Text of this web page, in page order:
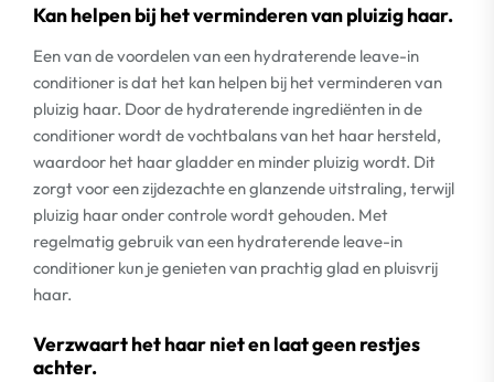
Kan helpen bij het verminderen van pluizig haar.
Een van de voordelen van een hydraterende leave-in
conditioner is dat het kan helpen bij het verminderen van
pluizig haar. Door de hydraterende ingrediënten in de
conditioner wordt de vochtbalans van het haar hersteld,
waardoor het haar gladder en minder pluizig wordt. Dit
zorgt voor een zijdezachte en glanzende uitstraling, terwijl
pluizig haar onder controle wordt gehouden. Met
regelmatig gebruik van een hydraterende leave-in
conditioner kun je genieten van prachtig glad en pluisvrij
haar.
Verzwaart het haar niet en laat geen restjes
achter.